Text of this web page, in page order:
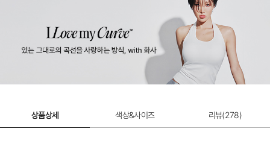
상품상세 색상&사이즈 리뷰(278)